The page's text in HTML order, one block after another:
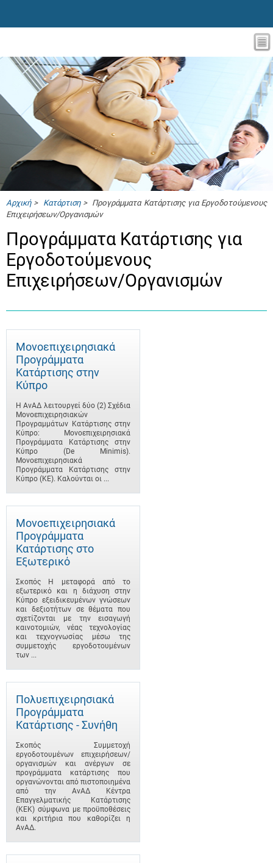
Αρχική> Κατάρτιση> Προγράμματα Κατάρτισης για Εργοδοτούμενους
Επιχειρήσεων/Οργανισμών
Προγράμματα Κατάρτισης για
Εργοδοτούμενους
Επιχειρήσεων/Οργανισμών
Μονοεπιχειρησιακά
Προγράμματα
Κατάρτισης στην
Κύπρο
Η ΑνΑΔ λειτουργεί δύο (2) Σχέδια
Μονοεπιχειρησιακών
Προγραμμάτων Κατάρτισης στην
Κύπρο: Μονοεπιχειρησιακά
Προγράμματα Κατάρτισης στην
Κύπρο (De Minimis).
Μονοεπιχειρησιακά
Προγράμματα Κατάρτισης στην
Κύπρο (ΚΕ). Καλούνται οι ...
Μονοεπιχειρησιακά
Προγράμματα
Κατάρτισης στο
Εξωτερικό
Σκοπός Η μεταφορά από το
εξωτερικό και η διάχυση στην
Κύπρο εξειδικευμένων γνώσεων
και δεξιοτήτων σε θέματα που
σχετίζονται με την εισαγωγή
καινοτομιών, νέας τεχνολογίας
και τεχνογνωσίας μέσω της
συμμετοχής εργοδοτουμένων
των ...
Πολυεπιχειρησιακά
Προγράμματα
Κατάρτισης - Συνήθη
Σκοπός Συμμετοχή
εργοδοτουμένων επιχειρήσεων/
οργανισμών και ανέργων σε
προγράμματα κατάρτισης που
οργανώνονται από πιστοποιημένα
από την ΑνΑΔ Κέντρα
Επαγγελματικής Κατάρτισης
(ΚΕΚ) σύμφωνα με προϋποθέσεις
και κριτήρια που καθορίζει η
ΑνΑΔ.